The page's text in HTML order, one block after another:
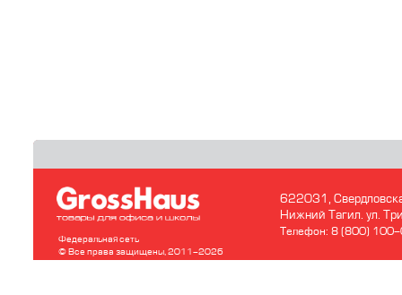
Федеральная сеть
© Все права защищены, 2011-2026
622031,
Нижний Тагил. ул.
Телефон: 8 (800)